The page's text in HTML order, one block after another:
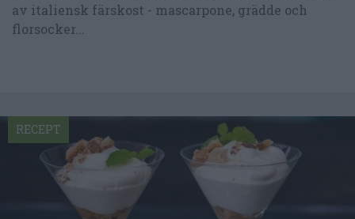
av italiensk färskost - mascarpone, grädde och
florsocker...
RECEPT